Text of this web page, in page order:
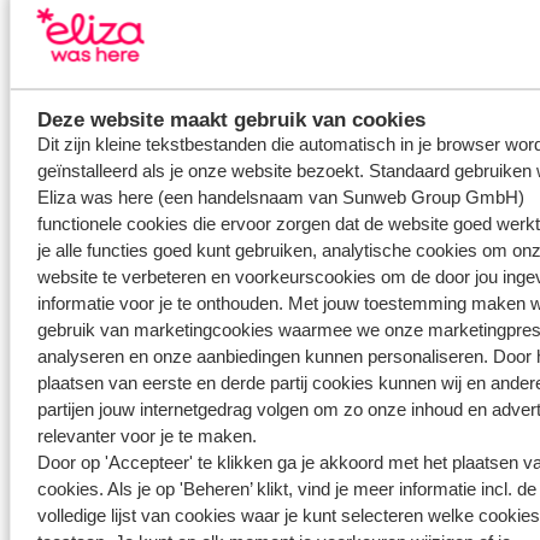
Deze website maakt gebruik van cookies
Dit zijn kleine tekstbestanden die automatisch in je browser
geïnstalleerd als je onze website bezoekt. Standaard gebruiken
Eliza was here (een handelsnaam van Sunweb Group GmbH)
functionele cookies die ervoor zorgen dat de website goed
je alle functies goed kunt gebruiken, analytische cookies om
website te verbeteren en voorkeurscookies om de door jou
informatie voor je te onthouden. Met jouw toestemming maken
gebruik van marketingcookies waarmee we onze
analyseren en onze aanbiedingen kunnen personaliseren. Door
plaatsen van eerste en derde partij cookies kunnen wij en
partijen jouw internetgedrag volgen om zo onze inhoud en
relevanter voor je te maken.
Door op 'Accepteer' te klikken ga je akkoord met het plaatsen
cookies. Als je op 'Beheren’ klikt, vind je meer informatie incl. de
volledige lijst van cookies waar je kunt selecteren welke
Tarieven ruimbagage bijboeken (flexibele vluchten, per
enkele reis):
Ge
wic
ht
Prijs
15k
g
€40
€46